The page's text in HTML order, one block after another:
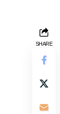
SHARE